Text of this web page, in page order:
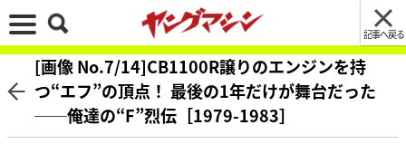
記事へ戻る
[画像 No.7/14]CB1100R譲りのエンジンを持
つ“エフ”の頂点！ 最後の1年だけが舞台だった
──俺達の“F”烈伝［1979-1983］